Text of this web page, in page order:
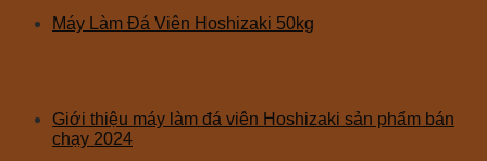
Máy Làm Đá Viên Hoshizaki 50kg
Giới thiệu máy làm đá viên Hoshizaki sản phẩm bán
chạy 2024